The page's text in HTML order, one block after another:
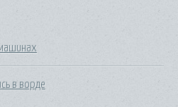
в ворде